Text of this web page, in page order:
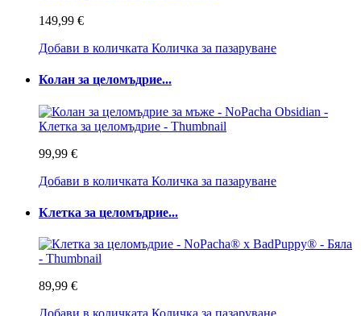
149,99 €
Добави в количката Количка за пазаруване
Колан за целомъдрие...
99,99 €
Добави в количката Количка за пазаруване
Клетка за целомъдрие...
89,99 €